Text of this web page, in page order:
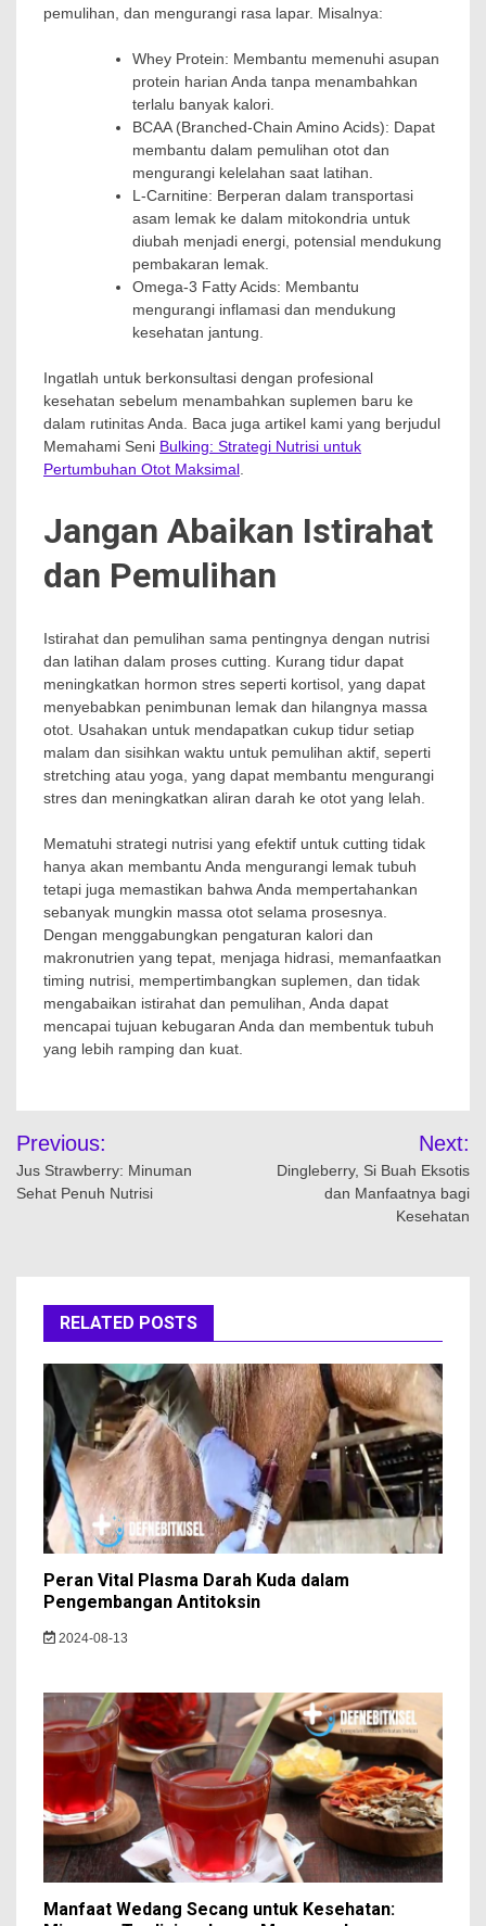
pemulihan, dan mengurangi rasa lapar. Misalnya:
Whey Protein: Membantu memenuhi asupan
protein harian Anda tanpa menambahkan
terlalu banyak kalori.
BCAA (Branched-Chain Amino Acids): Dapat
membantu dalam pemulihan otot dan
mengurangi kelelahan saat latihan.
L-Carnitine: Berperan dalam transportasi
asam lemak ke dalam mitokondria untuk
diubah menjadi energi, potensial mendukung
pembakaran lemak.
Omega-3 Fatty Acids: Membantu
mengurangi inflamasi dan mendukung
kesehatan jantung.
Ingatlah untuk berkonsultasi dengan profesional
kesehatan sebelum menambahkan suplemen baru ke
dalam rutinitas Anda. Baca juga artikel kami yang berjudul
Memahami Seni Bulking: Strategi Nutrisi untuk
Pertumbuhan Otot Maksimal
Jangan Abaikan Istirahat
dan Pemulihan
Istirahat dan pemulihan sama pentingnya dengan nutrisi
dan latihan dalam proses cutting. Kurang tidur dapat
meningkatkan hormon stres seperti kortisol, yang dapat
menyebabkan penimbunan lemak dan hilangnya massa
otot. Usahakan untuk mendapatkan cukup tidur setiap
malam dan sisihkan waktu untuk pemulihan aktif, seperti
stretching atau yoga, yang dapat membantu mengurangi
stres dan meningkatkan aliran darah ke otot yang lelah.
Mematuhi strategi nutrisi yang efektif untuk cutting tidak
hanya akan membantu Anda mengurangi lemak tubuh
tetapi juga memastikan bahwa Anda mempertahankan
sebanyak mungkin massa otot selama prosesnya.
Dengan menggabungkan pengaturan kalori dan
makronutrien yang tepat, menjaga hidrasi, memanfaatkan
timing nutrisi, mempertimbangkan suplemen, dan tidak
mengabaikan istirahat dan pemulihan, Anda dapat
mencapai tujuan kebugaran Anda dan membentuk tubuh
yang lebih ramping dan kuat.
Navigasi
pos
Previous:
Jus Strawberry: Minuman
Sehat Penuh Nutrisi
Next:
Dingleberry, Si Buah Eksotis
dan Manfaatnya bagi
Kesehatan
RELATED POSTS
Peran Vital Plasma Darah Kuda dalam
Pengembangan Antitoksin
2024-08-13
Manfaat Wedang Secang untuk Kesehatan: